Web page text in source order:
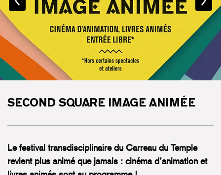
SECOND SQUARE IMAGE ANIMÉE
Le festival transdisciplinaire du Carreau du Temple
revient plus animé que jamais : cinéma d’animation et